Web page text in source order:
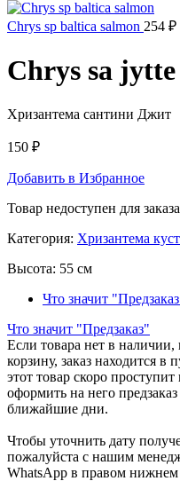
Chrys sp baltica salmon 254 ₽
Chrys sa jytte
Хризантема сантини Джит
150 ₽
Добавить в Избранное
Товар недоступен для заказа
Категория: Хризантема
Высота: 55 см
Что значит
Что значит "Предзаказ"
Если товара нет в
корзину, заказ находится в
этот товар скоро
оформить на него
ближайшие дни.
Чтобы уточнить дату
пожалуйста с нашим
WhatsApp в правом нижнем